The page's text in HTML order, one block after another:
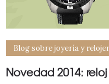
Blog sobre joyería y
Novedad 2014: reloj